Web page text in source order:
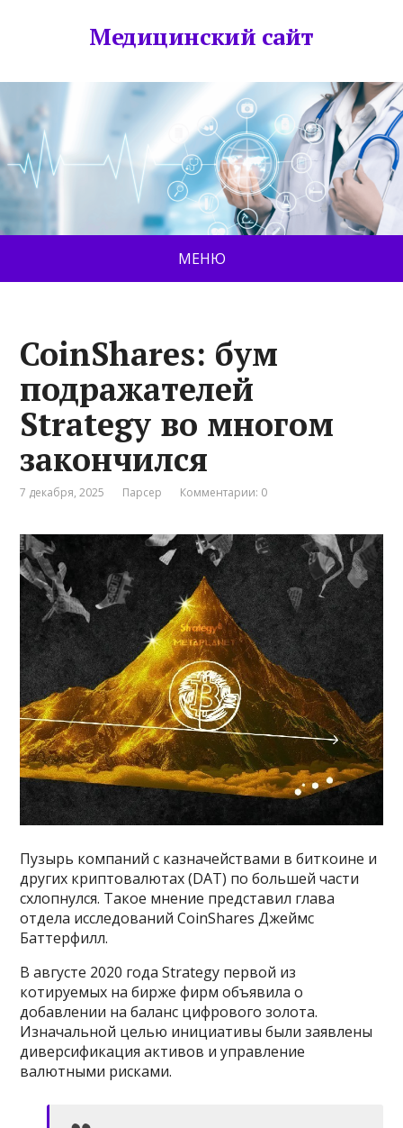
Медицинский сайт
МЕНЮ
CoinShares: бум
подражателей
Strategy во многом
закончился
7 декабря, 2025 Парсер Комментарии: 0
Пузырь компаний с казначействами в биткоине и
других криптовалютах (DAT) по большей части
схлопнулся. Такое мнение представил глава
отдела исследований CoinShares Джеймс
Баттерфилл.
В августе 2020 года Strategy первой из
котируемых на бирже фирм объявила о
добавлении на баланс цифрового золота.
Изначальной целью инициативы были заявлены
диверсификация активов и управление
валютными рисками.